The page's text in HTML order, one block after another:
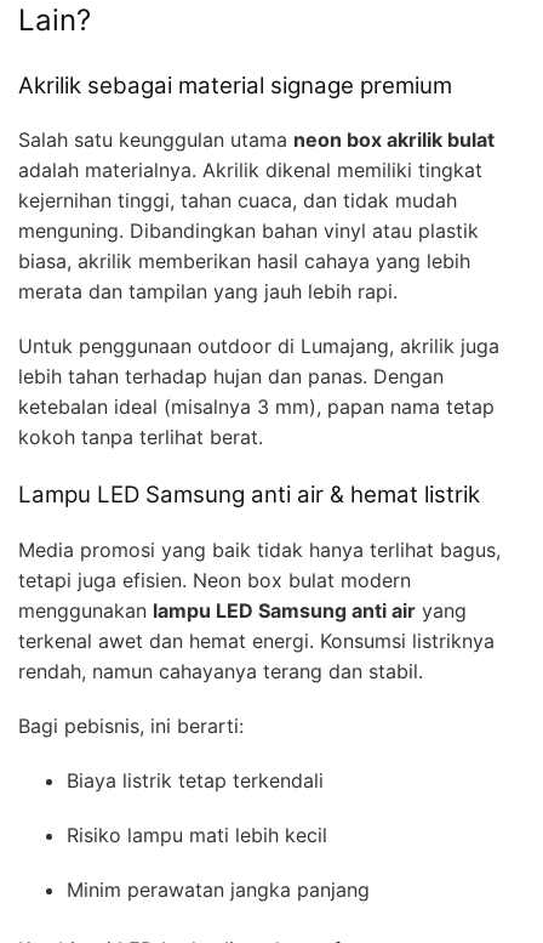
Lain?
Akrilik sebagai material signage premium
Salah satu keunggulan utama neon box akrilik bulat
adalah materialnya. Akrilik dikenal memiliki tingkat
kejernihan tinggi, tahan cuaca, dan tidak mudah
menguning. Dibandingkan bahan vinyl atau plastik
biasa, akrilik memberikan hasil cahaya yang lebih
merata dan tampilan yang jauh lebih rapi.
Untuk penggunaan outdoor di Lumajang, akrilik juga
lebih tahan terhadap hujan dan panas. Dengan
ketebalan ideal (misalnya 3 mm), papan nama tetap
kokoh tanpa terlihat berat.
Lampu LED Samsung anti air & hemat listrik
Media promosi yang baik tidak hanya terlihat bagus,
tetapi juga efisien. Neon box bulat modern
menggunakan lampu LED Samsung anti air yang
terkenal awet dan hemat energi. Konsumsi listriknya
rendah, namun cahayanya terang dan stabil.
Bagi pebisnis, ini berarti:
Biaya listrik tetap terkendali
Risiko lampu mati lebih kecil
Minim perawatan jangka panjang